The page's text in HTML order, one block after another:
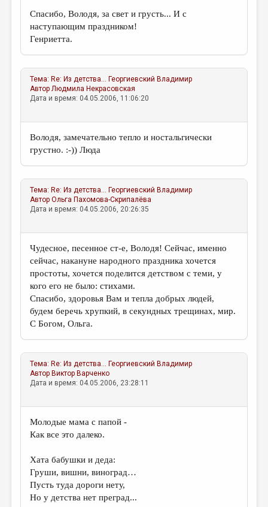
Спасибо, Володя, за свет и грусть... И с
наступающим праздником!
Генриетта.
Тема: Re: Из детства... Георгиевский Владимир
АвторЛюдмила Некрасовская
Дата и время: 04.05.2006, 11:06:20
Володя, замечательно тепло и ностальгически
грустно. :-)) Люда
Тема: Re: Из детства... Георгиевский Владимир
АвторОльга Пахомова-Скрипалёва
Дата и время: 04.05.2006, 20:26:35
Чудесное, песенное ст-е, Володя! Сейчас, именно
сейчас, накануне народного праздника хочется
простоты, хочется поделится детством с теми, у
кого его не было: стихами.
Спасибо, здоровья Вам и тепла добрых людей,
будем беречь хрупкий, в секундных трещинах, мир.
С Богом, Ольга.
Тема: Re: Из детства... Георгиевский Владимир
Автор Виктор Варченко
Дата и время: 04.05.2006, 23:28:11
Молодые мама с папой -
Как все это далеко.
Хата бабушки и деда:
Груши, вишни, виноград…
Пусть туда дороги нету,
Но у детства нет преград...